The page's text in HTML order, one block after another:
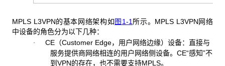
MPLS L3VPN的基本网络架构如图1-1 所示。MPLS L3VPN网络
中设备的角色分为以下几种：
· CE（Customer Edge，用户网络边缘）设备：直接与
服务提供商网络相连的用户网络侧设备。CE“感知”不
到VPN的存在，也不需要支持MPLS。